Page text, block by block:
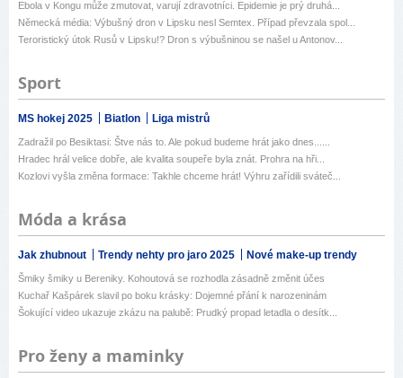
Ebola v Kongu může zmutovat, varují zdravotníci. Epidemie je prý druhá...
Německá média: Výbušný dron v Lipsku nesl Semtex. Případ převzala spol...
Teroristický útok Rusů v Lipsku!? Dron s výbušninou se našel u Antonov...
Sport
MS hokej 2025 Biatlon Liga mistrů
Zadražil po Besiktasi: Štve nás to. Ale pokud budeme hrát jako dnes......
Hradec hrál velice dobře, ale kvalita soupeře byla znát. Prohra na hři...
Kozlovi vyšla změna formace: Takhle chceme hrát! Výhru zařídili sváteč...
Móda a krása
Jak zhubnout Trendy nehty pro jaro 2025 Nové make-up trendy
Šmiky šmiky u Bereniky. Kohoutová se rozhodla zásadně změnit účes
Kuchař Kašpárek slavil po boku krásky: Dojemné přání k narozeninám
Šokující video ukazuje zkázu na palubě: Prudký propad letadla o desítk...
Pro ženy a maminky